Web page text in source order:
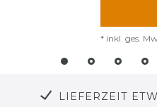
* inkl. ges.
LIEFERZEIT